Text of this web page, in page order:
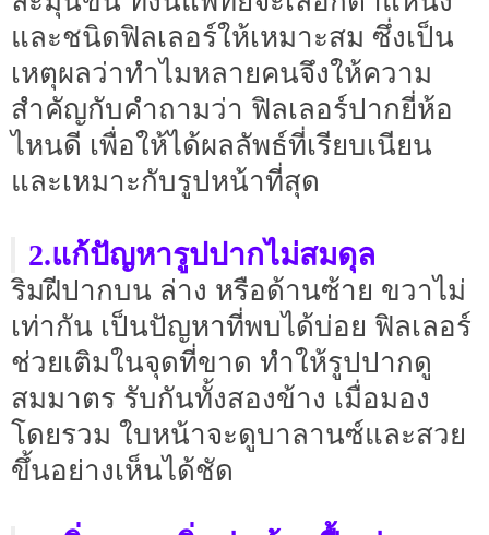
และชนิดฟิลเลอร์ให้เหมาะสม ซึ่งเป็น
เหตุผลว่าทำไมหลายคนจึงให้ความ
สำคัญกับคำถามว่า ฟิลเลอร์ปากยี่ห้อ
ไหนดี เพื่อให้ได้ผลลัพธ์ที่เรียบเนียน
และเหมาะกับรูปหน้าที่สุด
2.แก้ปัญหารูปปากไม่สมดุล
ริมฝีปากบน ล่าง หรือด้านซ้าย ขวาไม่
เท่ากัน เป็นปัญหาที่พบได้บ่อย ฟิลเลอร์
ช่วยเติมในจุดที่ขาด ทำให้รูปปากดู
สมมาตร รับกันทั้งสองข้าง เมื่อมอง
โดยรวม ใบหน้าจะดูบาลานซ์และสวย
ขึ้นอย่างเห็นได้ชัด